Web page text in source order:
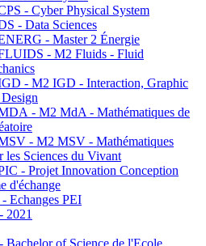
- Cyber Physical System
- Data Sciences
- Master 2 Énergie
- M2 Fluids - Fluid
- M2 IGD - Interaction, Graphic
- M2 MdA - Mathématiques de
- M2 MSV - Mathématiques
les Sciences du Vivant
- Projet Innovation Conception
d'échange
Echanges PEI
2021
Bachelor of Science de l'Ecole